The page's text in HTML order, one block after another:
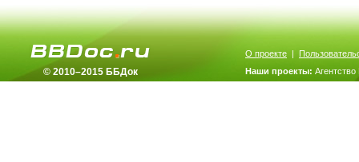
© 2010–2015 ББДок
О проекте |
Наши проекты: